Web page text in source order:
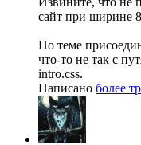
сайт при ширине
По теме
что-то не так с
intro.css.
Написано более